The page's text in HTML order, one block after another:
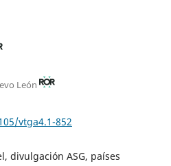
León
vtga4.1-852
divulgación ASG, países